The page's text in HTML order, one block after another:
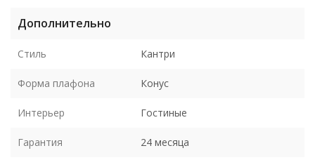
Дополнительно
Стиль Кантри
Форма плафона Конус
Интерьер Гостиные
Гарантия 24 месяца